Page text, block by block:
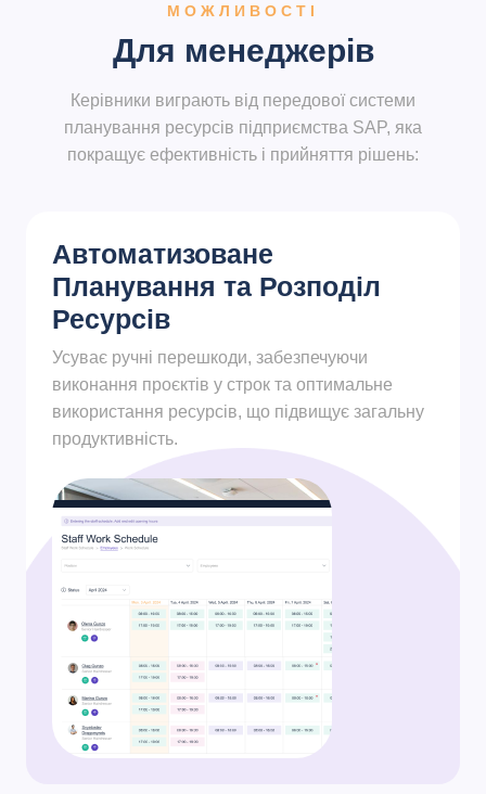
МОЖЛИВОСТІ
Для менеджерів
Керівники виграють від передової системи
планування ресурсів підприємства SAP, яка
покращує ефективність і прийняття рішень:
Автоматизоване
Планування та Розподіл
Ресурсів
Усуває ручні перешкоди, забезпечуючи
виконання проєктів у строк та оптимальне
використання ресурсів, що підвищує загальну
продуктивність.